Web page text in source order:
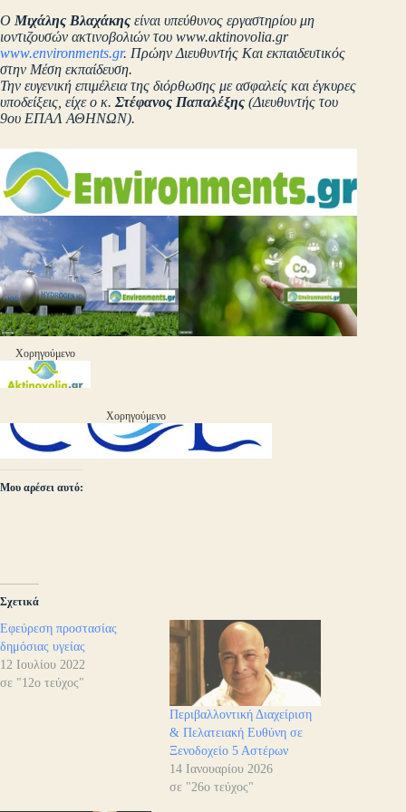
Ο Μιχάλης Βλαχάκης είναι υπεύθυνος εργαστηρίου μη
ιοντιζουσών ακτινοβολιών του www.aktinovolia.gr
www.environments.gr. Πρώην Διευθυντής Και εκπαιδευτικός
στην Μέση εκπαίδευση.
Την ευγενική επιμέλεια της διόρθωσης με ασφαλείς και έγκυρες
υποδείξεις, είχε ο κ. Στέφανος Παπαλέξης (Διευθυντής του
9ου ΕΠΑΛ ΑΘΗΝΩΝ).
Χορηγούμενο
Χορηγούμενο
Μου αρέσει αυτό:
Σχετικά
Εφεύρεση προστασίας
δημόσιας υγείας
12 Ιουλίου 2022
σε "12ο τεύχος"
Περιβαλλοντική Διαχείριση
& Πελατειακή Ευθύνη σε
Ξενοδοχείο 5 Αστέρων
14 Ιανουαρίου 2026
σε "26ο τεύχος"